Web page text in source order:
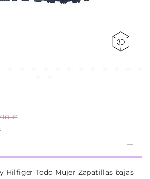
€
Hilfiger Todo Mujer Zapatillas bajas